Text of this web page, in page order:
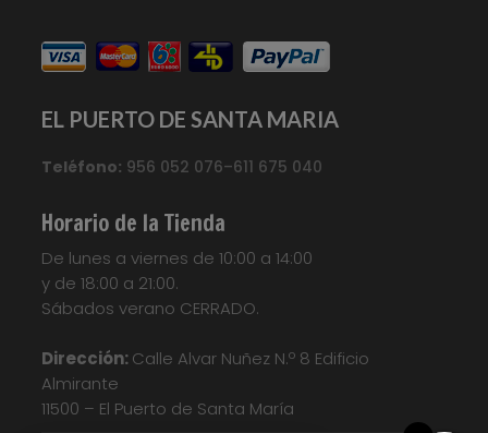
EL PUERTO DE SANTA MARIA
Teléfono: 956 052 076–611 675 040
Horario de la Tienda
De lunes a viernes de 10:00 a 14:00
y de 18:00 a 21:00.
Sábados verano CERRADO.
Dirección:Calle Alvar Nuñez N.º 8 Edificio
Almirante
11500 – El Puerto de Santa María